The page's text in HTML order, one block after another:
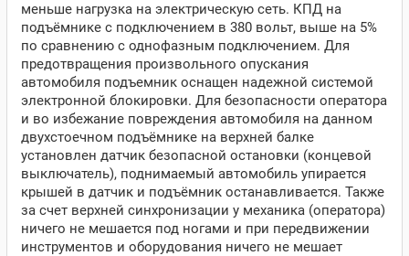
меньше нагрузка на электрическую сеть. КПД на
подъёмнике с подключением в 380 вольт, выше на 5%
по сравнению с однофазным подключением. Для
предотвращения произвольного опускания
автомобиля подъемник оснащен надежной системой
электронной блокировки. Для безопасности оператора
и во избежание повреждения автомобиля на данном
двухстоечном подъёмнике на верхней балке
установлен датчик безопасной остановки (концевой
выключатель), поднимаемый автомобиль упирается
крышей в датчик и подъёмник останавливается. Также
за счет верхней синхронизации у механика (оператора)
ничего не мешается под ногами и при передвижении
инструментов и оборудования ничего не мешает